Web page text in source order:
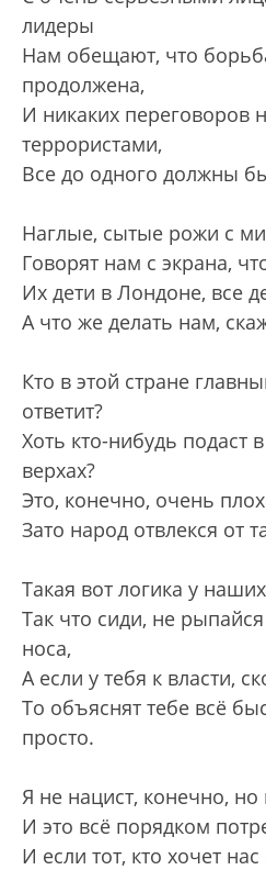
лидеры
Нам обещают, что
продолжена,
И никаких переговоров
террористами,
Все до одного должны
Наглые, сытые рожи с
Говорят нам с экрана,
Их дети в Лондоне, все
А что же делать нам,
Кто в этой стране
ответит?
Хоть кто-нибудь подаст
верхах?
Это, конечно, очень
Зато народ отвлекся от
Такая вот логика у
Так что сиди, не
носа,
А если у тебя к власти,
То объяснят тебе всё
просто.
Я не нацист, конечно, но
И это всё порядком
И если тот, кто хочет